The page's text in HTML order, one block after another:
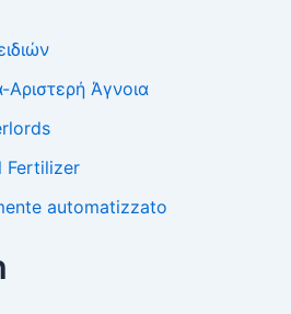
Αριστερή Άγνοια
Fertilizer
automatizzato